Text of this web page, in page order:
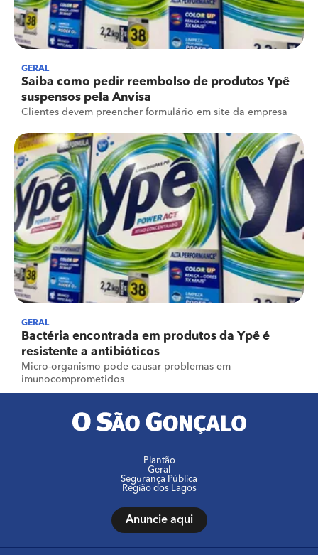
GERAL
Saiba como pedir reembolso de produtos Ypê
suspensos pela Anvisa
Clientes devem preencher formulário em site da empresa
GERAL
Bactéria encontrada em produtos da Ypê é
resistente a antibióticos
Micro-organismo pode causar problemas em
imunocomprometidos
Plantão
Geral
Segurança Pública
Região dos Lagos
Anuncie aqui